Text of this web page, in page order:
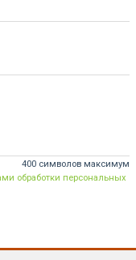
400 символов максимум
обработки персональных